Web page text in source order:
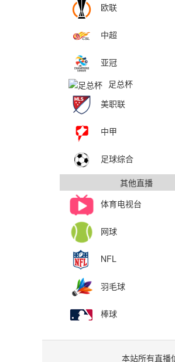
欧联
中超
亚冠
足总杯
美职联
中甲
足球综合
其他直播
体育电视台
网球
NFL
羽毛球
棒球
本站所有直播